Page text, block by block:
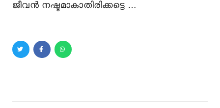
ജീവൻ നഷ്ടമാകാതിരിക്കട്ടെ …